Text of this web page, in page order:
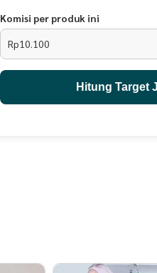
Komisi per produk ini
Rp10.100
Hitung Target